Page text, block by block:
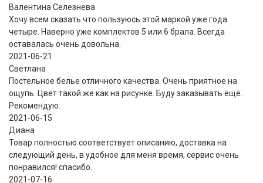
Валентина Селезнева
Хочу всем сказать что пользуюсь этой маркой уже года
четыре. Наверно уже комплектов 5 или 6 брала. Всегда
оставалась очень довольна.
2021-06-21
Светлана
Постельное белье отличного качества. Очень приятное на
ощупь. Цвет такой же как на рисунке. Буду заказывать ещё.
Рекомендую.
2021-06-15
Диана
Товар полностью соответствует описанию, доставка на
следующий день, в удобное для меня время, сервис очень
понравился! спасибо.
2021-07-16